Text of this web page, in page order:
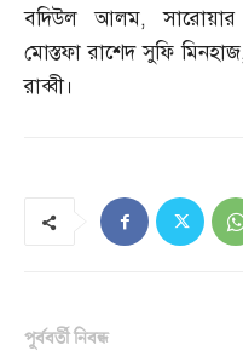
বদিউল আলম,
মোস্তফা রাশেদ সুফি মিনহাজ
রাব্বী।
পূর্ববর্তী নিবন্ধ